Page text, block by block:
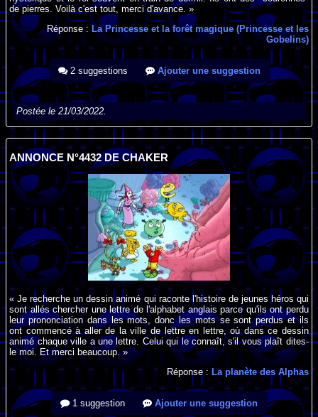
de pierres. Voilà c'est tout, merci d'avance. »
Réponse :La Princesse et la forêt magique (Princesse et les
Gobelins)
2 suggestions Ajouter une suggestion
Postée le 21/03/2022.
ANNONCE N°4432 DE CHAKER
« Je recherche un dessin animé qui raconte l'histoire de jeunes héros qui
sont allés chercher une lettre de l'alphabet anglais parce qu'ils ont perdu
leur prononciation dans les mots, donc les mots se sont perdus et ils
ont commencé à aller de la ville de lettre en lettre, où dans ce dessin
animé chaque ville a une lettre. Celui qui le connaît, s'il vous plaît dites-
le moi. Et merci beaucoup. »
Réponse : La planète des Alphas
1 suggestion Ajouter une suggestion